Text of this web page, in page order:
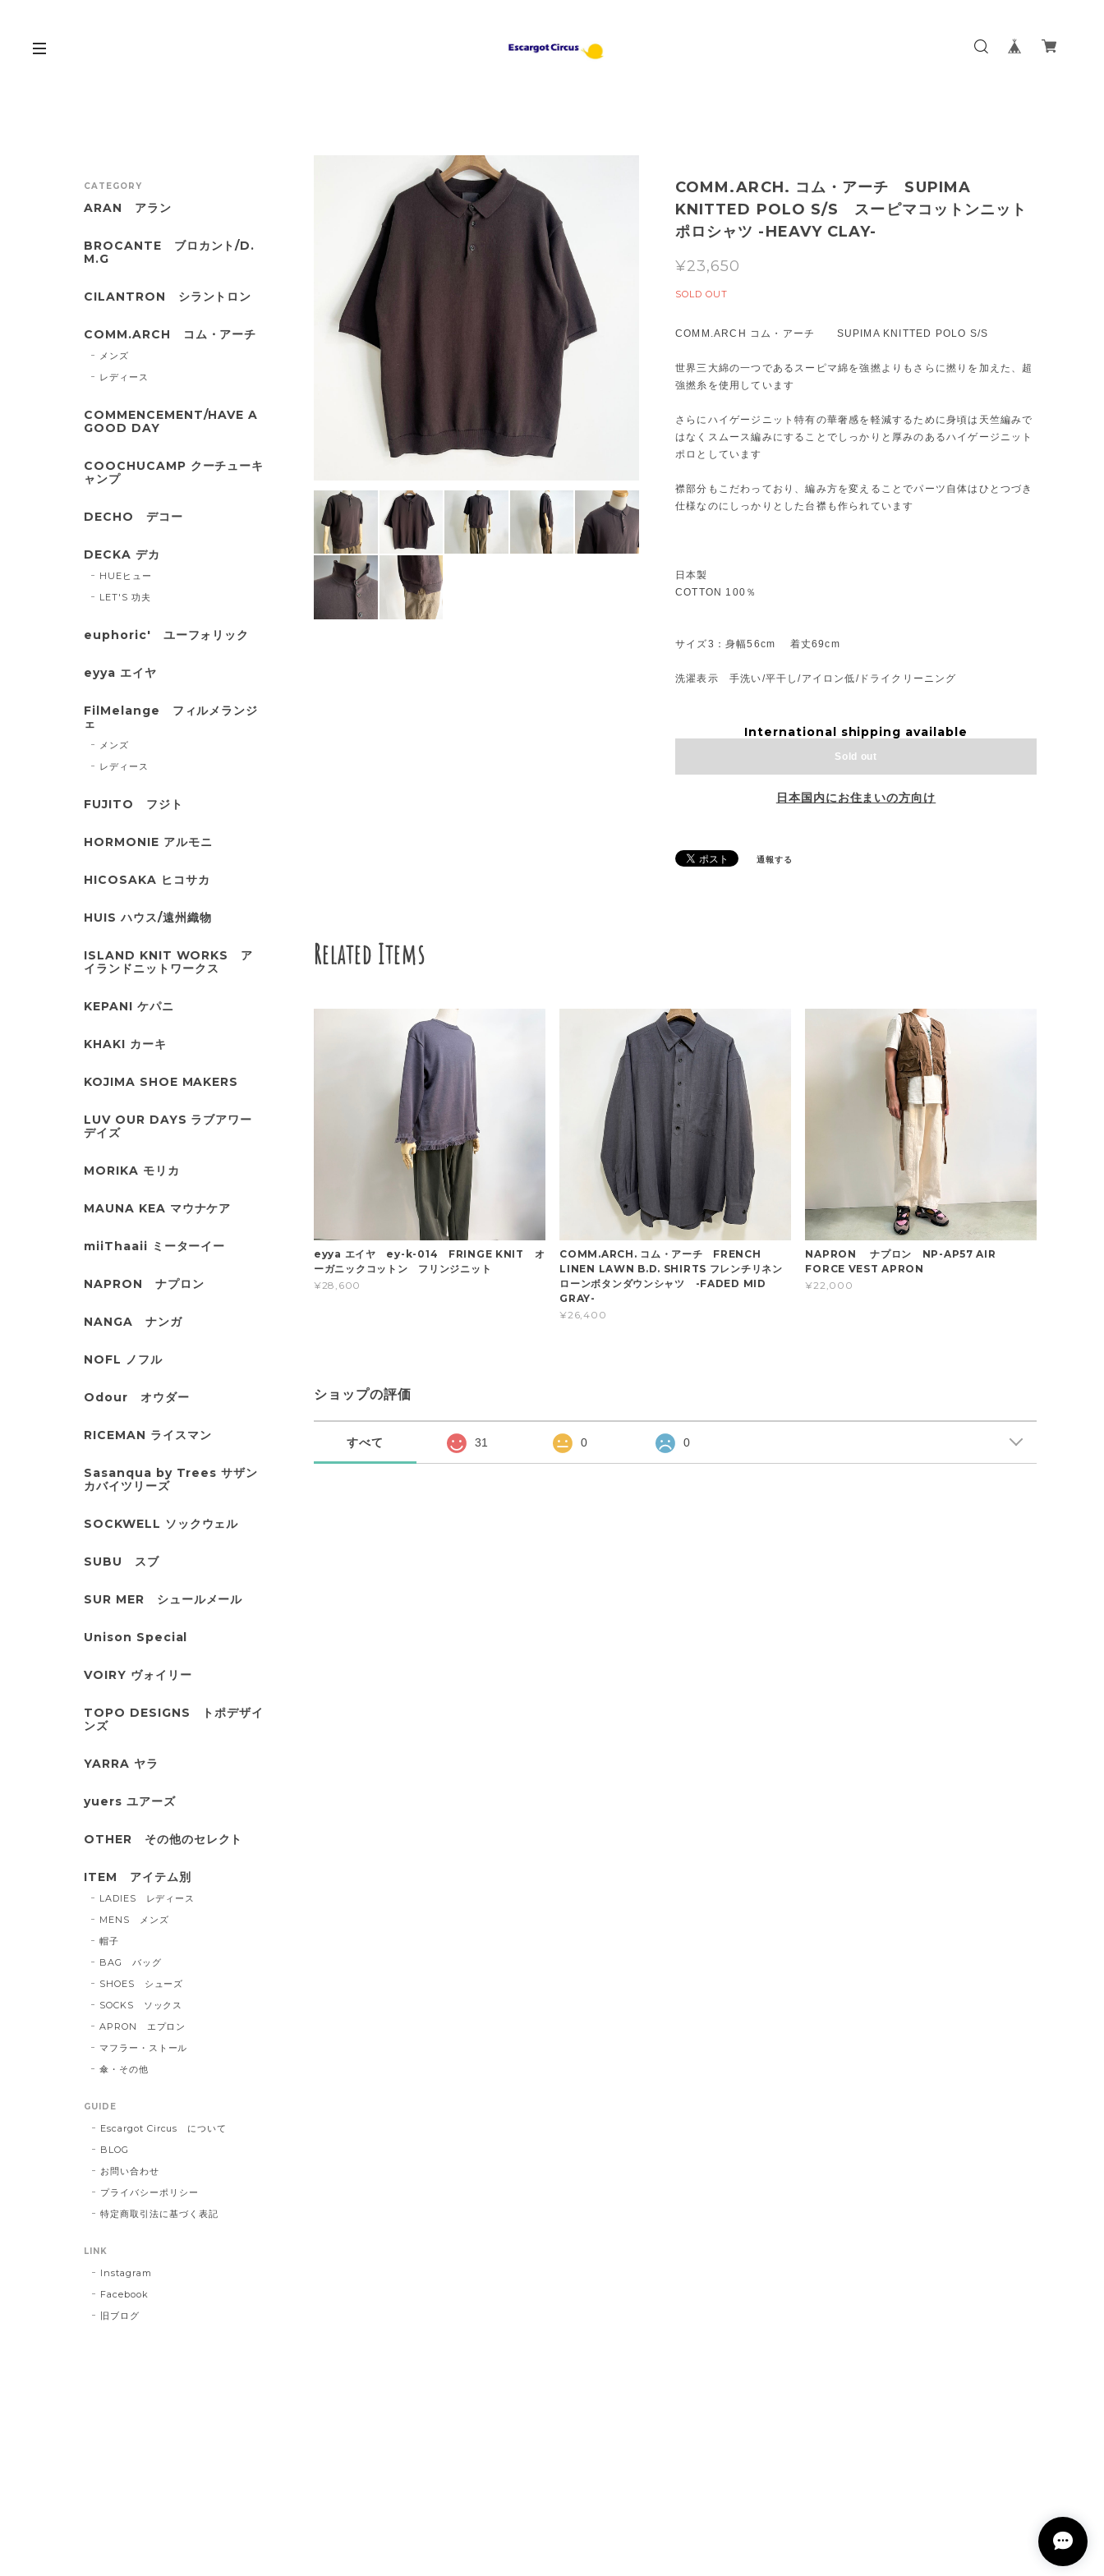
COMM.ARCH. コム・アーチ SUPIMA
KNITTED POLO S/S スーピマコットンニット
ポロシャツ -HEAVY CLAY-
¥23,650
SOLD OUT
COMM.ARCH コム・アーチ SUPIMA KNITTED POLO S/S
世界三大綿の一つであるスーピマ綿を強撚よりもさらに撚りを加えた、超
強撚糸を使用しています
さらにハイゲージニット特有の華奢感を軽減するために身頃は天竺編みで
はなくスムース編みにすることでしっかりと厚みのあるハイゲージニット
ポロとしています
襟部分もこだわっており、編み方を変えることでパーツ自体はひとつづき
仕様なのにしっかりとした台襟も作られています
日本製
COTTON 100％
サイズ3：身幅56cm 着丈69cm
洗濯表示 手洗い/平干し/アイロン低/ドライクリーニング
International shipping available
Sold out
日本国内にお住まいの方向け
通報する
Related Items
eyya エイヤ ey-k-014 FRINGE KNIT オ
ーガニックコットン フリンジニット
¥28,600
COMM.ARCH. コム・アーチ FRENCH
LINEN LAWN B.D. SHIRTS フレンチリネン
ローンボタンダウンシャツ -FADED MID
GRAY-
¥26,400
NAPRON ナプロン NP-AP57 AIR
FORCE VEST APRON
¥22,000
ショップの評価
すべて 31 0 0
CATEGORY
ARAN アラン
BROCANTE ブロカント/D.
M.G
CILANTRON シラントロン
COMM.ARCH コム・アーチ
メンズ
レディース
COMMENCEMENT/HAVE A
GOOD DAY
COOCHUCAMP クーチューキ
ャンプ
DECHO デコー
DECKA デカ
HUEヒュー
LET'S 功夫
euphoric' ユーフォリック
eyya エイヤ
FilMelange フィルメランジ
ェ
メンズ
レディース
FUJITO フジト
HORMONIE アルモニ
HICOSAKA ヒコサカ
HUIS ハウス/遠州織物
ISLAND KNIT WORKS ア
イランドニットワークス
KEPANI ケパニ
KHAKI カーキ
KOJIMA SHOE MAKERS
LUV OUR DAYS ラブアワー
デイズ
MORIKA モリカ
MAUNA KEA マウナケア
miiThaaii ミーターイー
NAPRON ナプロン
NANGA ナンガ
NOFL ノフル
Odour オウダー
RICEMAN ライスマン
Sasanqua by Trees サザン
カバイツリーズ
SOCKWELL ソックウェル
SUBU スブ
SUR MER シュールメール
Unison Special
VOIRY ヴォイリー
TOPO DESIGNS トポデザイ
ンズ
YARRA ヤラ
yuers ユアーズ
OTHER その他のセレクト
ITEM アイテム別
LADIES レディース
MENS メンズ
帽子
BAG バッグ
SHOES シューズ
SOCKS ソックス
APRON エプロン
マフラー・ストール
傘・その他
GUIDE
Escargot Circus について
BLOG
お問い合わせ
プライバシーポリシー
特定商取引法に基づく表記
LINK
Instagram
Facebook
旧ブログ